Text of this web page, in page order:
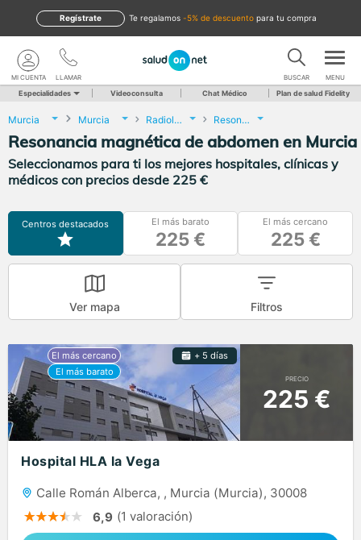
te regalamos -5% de descuento para tu compra
Regístrate
LLAMAR
MI CUENTA BUSCAR MENU
Especialidades Videoconsulta Chat Médico Plan de salud Fidelity
Murcia Murcia Radiología Resonancia magnética de abdomen
Resonancia magnética de abdomen en Murcia
Seleccionamos para ti los mejores hospitales, clínicas y
médicos con precios desde 225 €
Centros destacados El más barato
225 €
El más cercano
225 €
Ver mapa Filtros
+ 5 días
PRECIO
225 €
Hospital HLA la Vega
Calle Román Alberca, , Murcia (Murcia), 30008
6,9 (1 valoración)